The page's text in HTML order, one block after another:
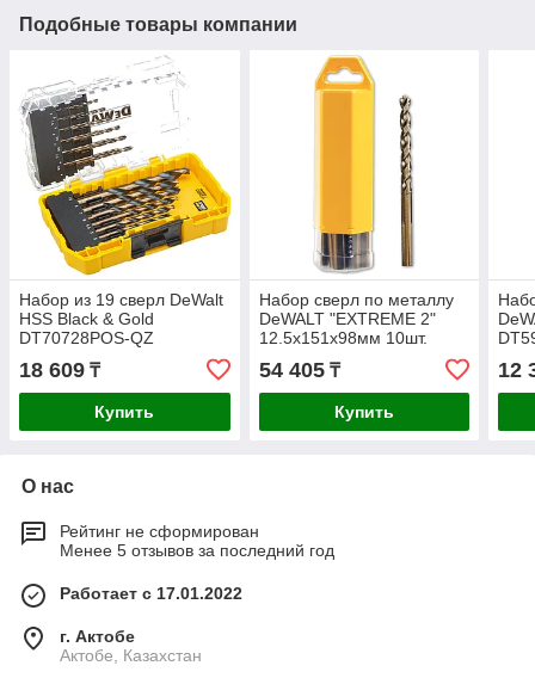
Подобные товары компании
Набор из 19 сверл DeWalt
HSS Black & Gold
DT70728POS-QZ
18 609 ₸
Купить
Набор сверл по металлу
DeWALT "EXTREME 2"
12.5х151х98мм 10шт.
DT5562-QZ
54 405₸
Купить
12
О нас
Рейтинг не сформирован
Менее 5 отзывов за последний год
Работает с 17.01.2022
г. Актобе
Актобе, Казахстан